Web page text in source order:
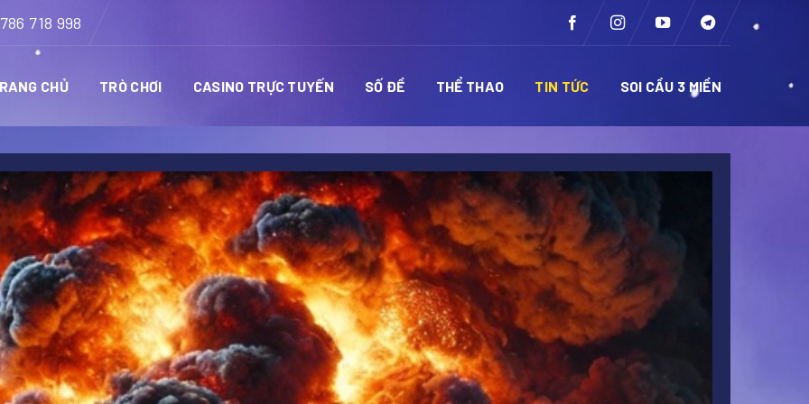
718 998
CHỦ TRÒ CHƠI CASINO TRỰC TUYẾN SỐ ĐỀ THỂ THAO TIN TỨC SOI CẦU 3 MIỀN